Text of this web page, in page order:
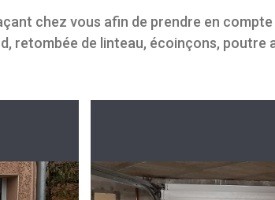
chez vous afin de prendre en
retombée de linteau, écoinçons, poutre